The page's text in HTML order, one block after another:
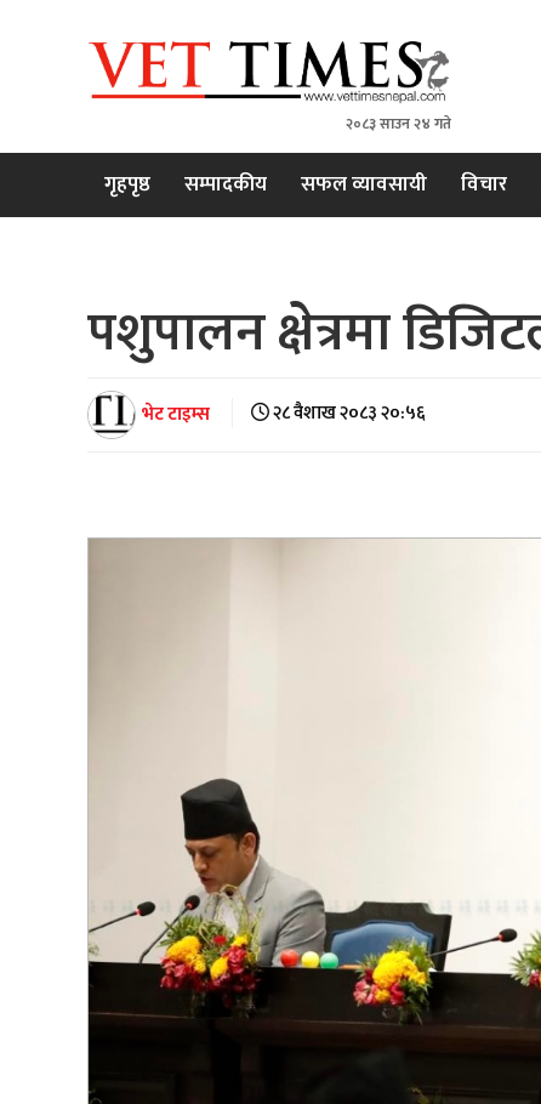
VET TIMES
Nepal's 1st Vet Magzine
२०८३ साउन २४ गते
गृहपृष्ठ सम्पादकीय सफल व्यावसायी विचार
पशुपालन क्षेत्रमा
भेट टाइम्स २८ वैशाख २०८३ २०:५६